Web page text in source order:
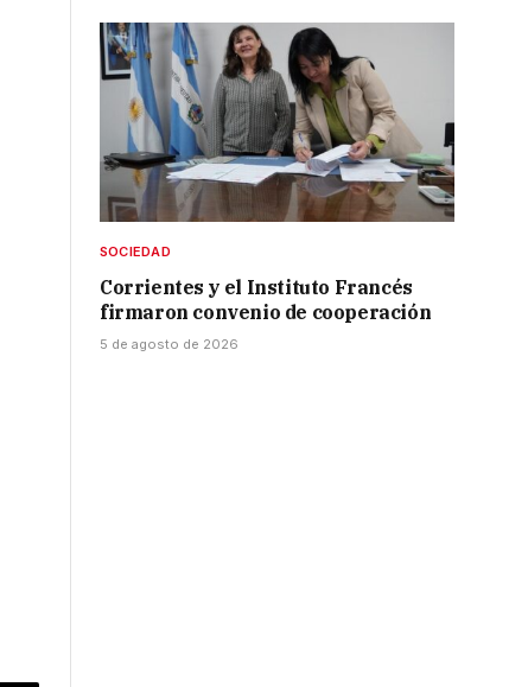
SOCIEDAD
Corrientes y el Instituto Francés
firmaron convenio de cooperación
5 de agosto de 2026